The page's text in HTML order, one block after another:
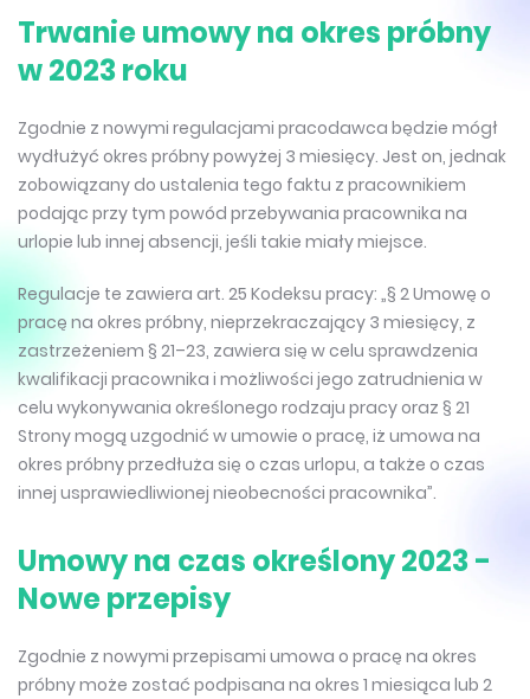
Trwanie umowy na okres próbny
w 2023 roku
Zgodnie z nowymi regulacjami pracodawca będzie mógł
wydłużyć okres próbny powyżej 3 miesięcy. Jest on, jednak
zobowiązany do ustalenia tego faktu z pracownikiem
podając przy tym powód przebywania pracownika na
urlopie lub innej absencji, jeśli takie miały miejsce.
Regulacje te zawiera art. 25 Kodeksu pracy: „§ 2 Umowę o
pracę na okres próbny, nieprzekraczający 3 miesięcy, z
zastrzeżeniem § 21–23, zawiera się w celu sprawdzenia
kwalifikacji pracownika i możliwości jego zatrudnienia w
celu wykonywania określonego rodzaju pracy oraz § 21
Strony mogą uzgodnić w umowie o pracę, iż umowa na
okres próbny przedłuża się o czas urlopu, a także o czas
innej usprawiedliwionej nieobecności pracownika”.
Umowy na czas określony 2023 -
Nowe przepisy
Zgodnie z nowymi przepisami umowa o pracę na okres
próbny może zostać podpisana na okres 1 miesiąca lub 2